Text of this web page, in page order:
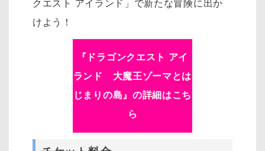
クエスト アイランド」で新たな冒険に出か
けよう！
『ドラゴンクエスト アイ
ランド 大魔王ゾーマとは
じまりの島』の詳細はこち
ら